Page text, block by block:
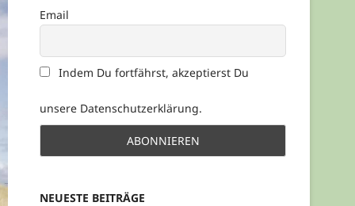
Email
Indem Du fortfährst, akzeptierst Du
unsere Datenschutzerklärung.
NEUESTE BEITRÄGE